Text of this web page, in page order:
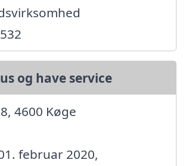
og have service
4600 Køge
februar 2020,